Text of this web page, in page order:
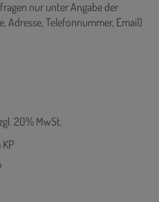
nur unter Angabe der
Adresse, Telefonnummer, Email)
20% MwSt.